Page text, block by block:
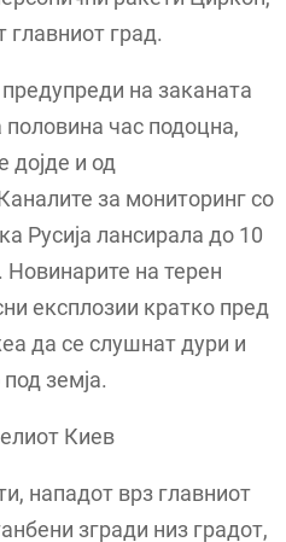
главниот град.
на заканата
час подоцна,
дојде и од
за мониторинг со
Русија лансирала до 10
на терен
експлозии кратко пред
да се слушнат дури и
земја.
Киев
нападот врз главниот
згради низ градот,